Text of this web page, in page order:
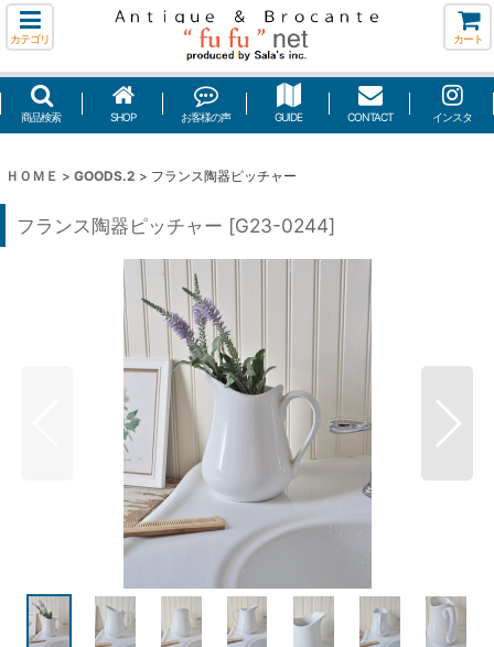
カテゴリ カート
商品検索 SHOP お客様の声 GUIDE CONTACT インスタ
ＨＯＭＥ > GOODS.2 > フランス陶器ピッチャー
フランス陶器ピッチャー [G23-0244]